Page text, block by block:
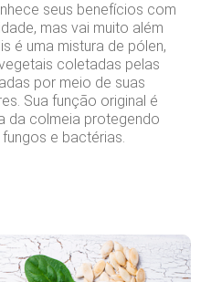
seus benefícios com
mas vai muito além
é uma mistura de pólen,
coletadas pelas
por meio de suas
Sua função original é
da colmeia protegendo
e bactérias.